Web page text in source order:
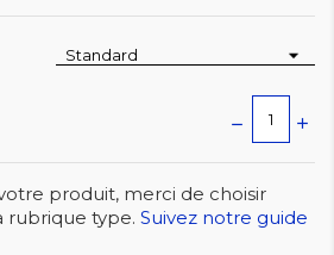
produit, merci de choisir
rubrique type. Suivez notre guide